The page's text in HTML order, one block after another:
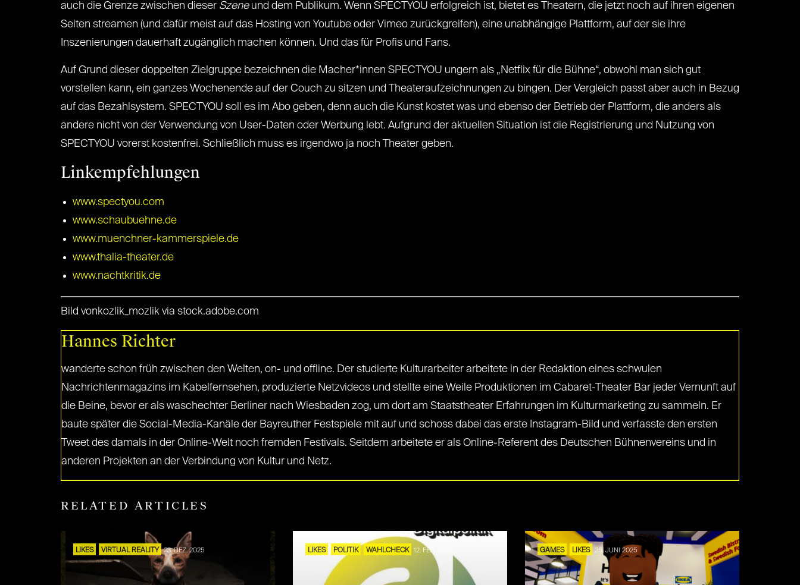
auch die Grenze zwischen dieser Szene und dem Publikum. Wenn SPECTYOU erfolgreich ist, bietet es Theatern, die jetzt noch auf ihren eigenen
Seiten streamen (und dafür meist auf das Hosting von Youtube oder Vimeo zurückgreifen), eine unabhängige Plattform, auf der sie ihre
Inszenierungen dauerhaft zugänglich machen können. Und das für Profis und Fans.
Auf Grund dieser doppelten Zielgruppe bezeichnen die Macher*innen SPECTYOU ungern als „Netflix für die Bühne“, obwohl man sich gut
vorstellen kann, ein ganzes Wochenende auf der Couch zu sitzen und Theateraufzeichnungen zu bingen. Der Vergleich passt aber auch in Bezug
auf das Bezahlsystem. SPECTYOU soll es im Abo geben, denn auch die Kunst kostet was und ebenso der Betrieb der Plattform, die anders als
andere nicht von der Verwendung von User-Daten oder Werbung lebt. Aufgrund der aktuellen Situation ist die Registrierung und Nutzung von
SPECTYOU vorerst kostenfrei. Schließlich muss es irgendwo ja noch Theater geben.
Linkempfehlungen
www.spectyou.com
www.schaubuehne.de
www.muenchner-kammerspiele.de
www.thalia-theater.de
www.nachtkritik.de
Bild vonkozlik_mozlik via stock.adobe.com
Hannes Richter
wanderte schon früh zwischen den Welten, on- und offline. Der studierte Kulturarbeiter arbeitete in der Redaktion eines schwulen
Nachrichtenmagazins im Kabelfernsehen, produzierte Netzvideos und stellte eine Weile Produktionen im Cabaret-Theater Bar jeder Vernunft auf
die Beine, bevor er als waschechter Berliner nach Wiesbaden zog, um dort am Staatstheater Erfahrungen im Kulturmarketing zu sammeln. Er
baute später die Social-Media-Kanäle der Bayreuther Festspiele mit auf und schoss dabei das erste Instagram-Bild und verfasste den ersten
Tweet des damals in der Online-Welt noch fremden Festivals. Seitdem arbeitete er als Online-Referent des Deutschen Bühnenvereins und in
anderen Projekten an der Verbindung von Kultur und Netz.
RELATED ARTICLES
LIKES VIRTUAL REALITY 23. DEZ. 2025 LIKES POLITIK WAHLCHECK 12. FEB. 2025 GAMES LIKES 25. JUNI 2025